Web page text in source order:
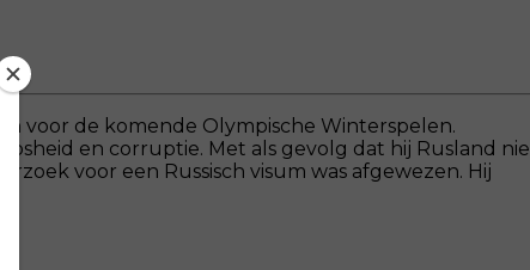
voor de komende Olympische Winterspelen.
en corruptie. Met als gevolg dat hij Rusland
voor een Russisch visum was afgewezen. Hij